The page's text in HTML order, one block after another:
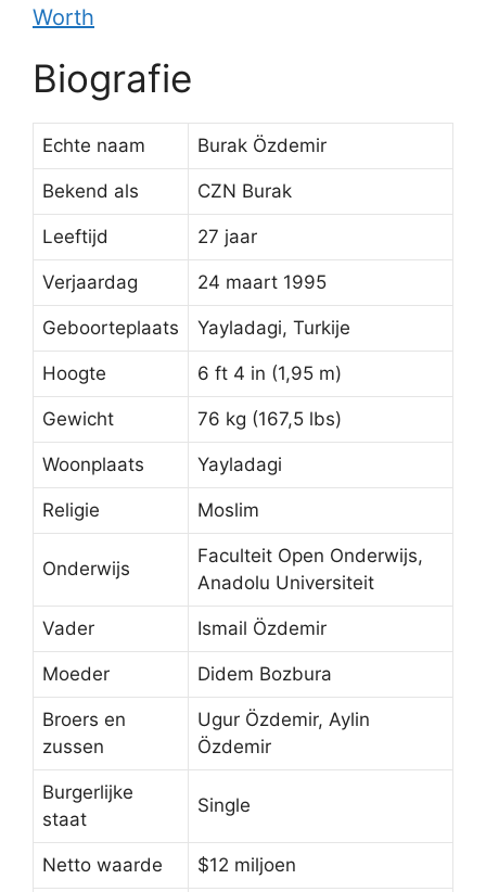
Worth
Biografie
Echte naam Burak Özdemir
Bekend als CZN Burak
Leeftijd 27 jaar
Verjaardag 24 maart 1995
Geboorteplaats Yayladagi, Turkije
Hoogte 6 ft 4 in (1,95 m)
Gewicht 76 kg (167,5 lbs)
Woonplaats Yayladagi
Religie Moslim
Onderwijs
Faculteit Open Onderwijs,
Anadolu Universiteit
Vader Ismail Özdemir
Moeder Didem Bozbura
Broers en
zussen
Ugur Özdemir, Aylin
Özdemir
Burgerlijke
staat
Single
Netto waarde $12 miljoen